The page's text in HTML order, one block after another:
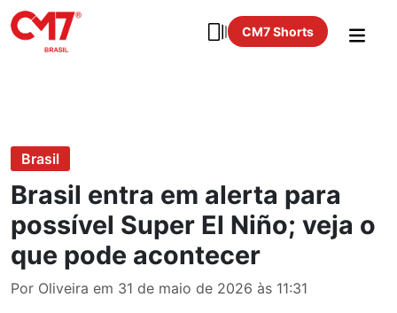
CM7 Shorts
Brasil
Brasil entra em alerta para
possível Super El Niño; veja o
que pode acontecer
Por Oliveira em 31 de maio de 2026 às 11:31